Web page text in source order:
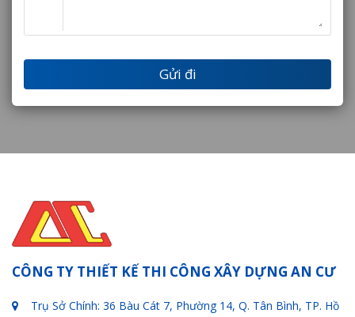
CÔNG TY THIẾT KẾ THI CÔNG XÂY DỰNG AN CƯ
Trụ Sở Chính: 36 Bàu Cát 7, Phường 14, Q. Tân Bình, TP. Hồ